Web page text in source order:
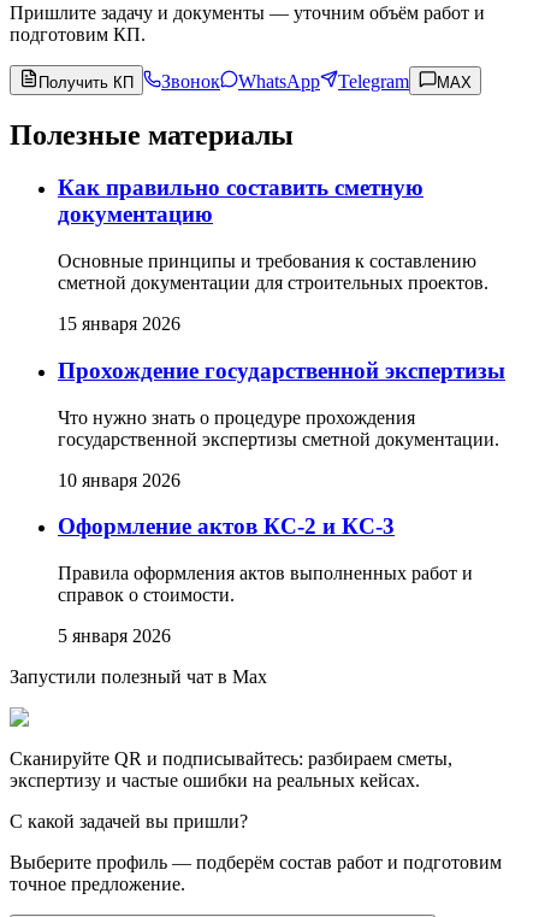
Пришлите задачу и документы — уточним объём работ и
подготовим КП.
Получить КП Звонок WhatsApp Telegram MAX
Полезные материалы
Как правильно составить сметную
документацию
Основные принципы и требования к составлению
сметной документации для строительных проектов.
15 января 2026
Прохождение государственной экспертизы
Что нужно знать о процедуре прохождения
государственной экспертизы сметной документации.
10 января 2026
Оформление актов КС-2 и КС-3
Правила оформления актов выполненных работ и
справок о стоимости.
5 января 2026
Запустили полезный чат в Max
Сканируйте QR и подписывайтесь: разбираем сметы,
экспертизу и частые ошибки на реальных кейсах.
С какой задачей вы пришли?
Выберите профиль — подберём состав работ и подготовим
точное предложение.